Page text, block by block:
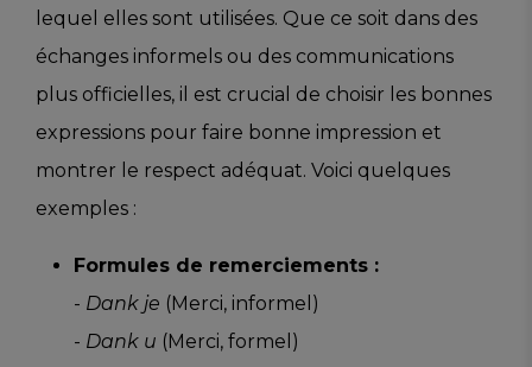
lequel elles sont utilisées. Que ce soit dans des
échanges informels ou des communications
plus officielles, il est crucial de choisir les bonnes
expressions pour faire bonne impression et
montrer le respect adéquat. Voici quelques
exemples :
Formules de remerciements :
- Dank je (Merci, informel)
- Dank u (Merci, formel)